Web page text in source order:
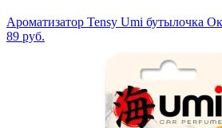
Ароматизатор Tensy Umi бутылочка
89 руб.